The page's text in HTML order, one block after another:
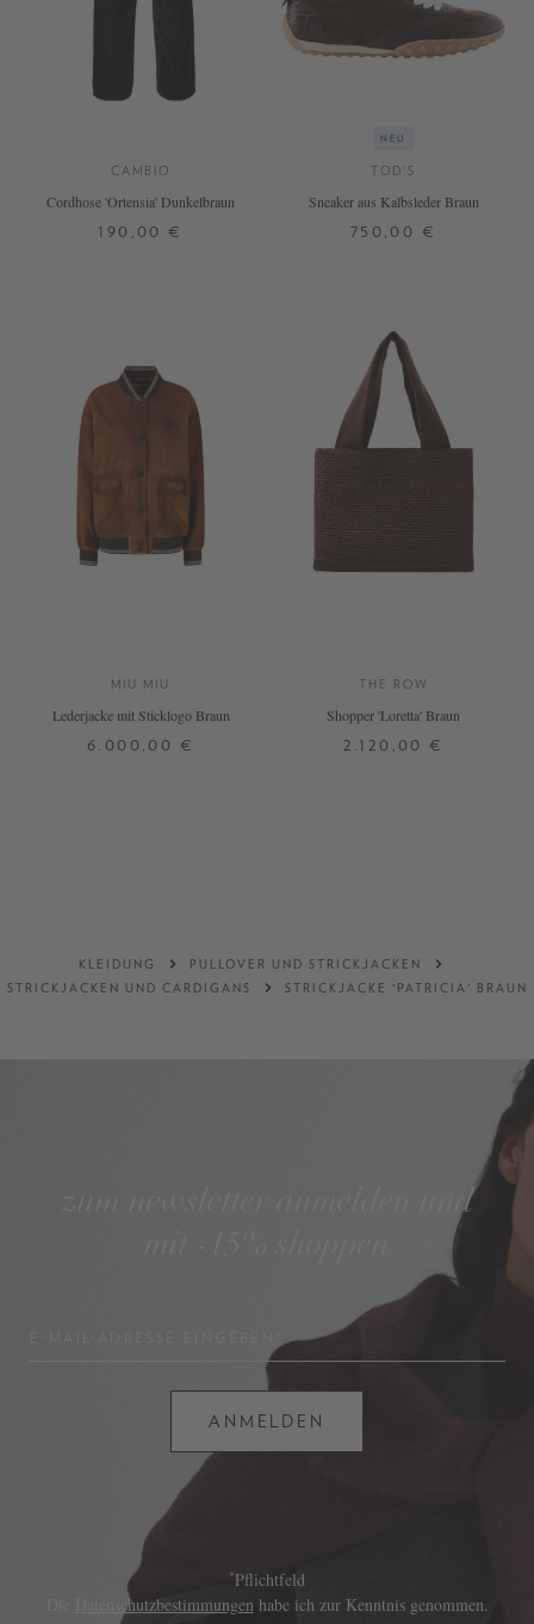
CAMBIO
Cordhose 'Ortensia' Dunkelbraun
190,00 €
NEU
TOD'S
Sneaker aus Kalbsleder Braun
750,00 €
DETAILS
MIU MIU
Lederjacke mit Sticklogo Braun
6.000,00 €
THE ROW
Shopper 'Loretta' Braun
2.120,00 €
KLEIDUNG
PULLOVER UND STRICKJACKEN
STRICKJACKEN UND CARDIGANS
STRICKJACKE 'PATRICIA' BRAUN
zum newsletter anmelden und
ANMELDEN
*Pflichtfeld
Datenschutzbestimmungen habe ich zur Kenntnis genommen.